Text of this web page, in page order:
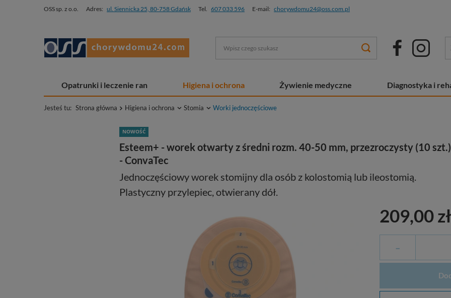
OSS sp. z o.o. Adres: ul. Siennicka 25, 80-758 Gdańsk Tel. 607 033 596 E-mail: chorywdomu24@oss.com.pl
Opatrunki i leczenie ran Higiena i ochrona Żywienie medyczne Diagnostyka i
Jesteś tu: Strona główna Higiena i ochrona Stomia Worki jednoczęściowe
NOWOŚĆ
Esteem+ - worek otwarty z średni rozm. 40-50 mm, przezroczysty (10 szt.)
- ConvaTec
Jednoczęściowy worek stomijny dla osób z kolostomią lub ileostomią.
Plastyczny przylepiec, otwierany dół.
209,00
-